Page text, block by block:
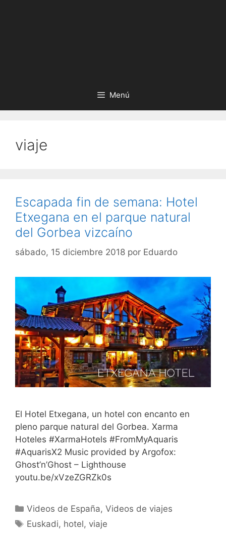
Menú
viaje
Escapada fin de semana: Hotel
Etxegana en el parque natural
del Gorbea vizcaíno
sábado, 15 diciembre 2018 por Eduardo
El Hotel Etxegana, un hotel con encanto en
pleno parque natural del Gorbea. Xarma
Hoteles #XarmaHotels #FromMyAquaris
#AquarisX2 Music provided by Argofox:
Ghost’n’Ghost – Lighthouse
youtu.be/xVzeZGRZk0s
Categorías
Videos de España,Videos de viajes
Etiquetas
Euskadi, hotel, viaje